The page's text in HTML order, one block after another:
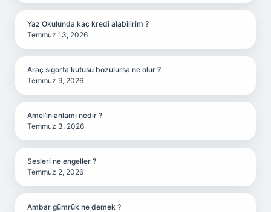
Yaz Okulunda kaç kredi alabilirim ?
Temmuz 13, 2026
Araç sigorta kutusu bozulursa ne olur ?
Temmuz 9, 2026
Amel’in anlamı nedir ?
Temmuz 3, 2026
Sesleri ne engeller ?
Temmuz 2, 2026
Ambar gümrük ne demek ?